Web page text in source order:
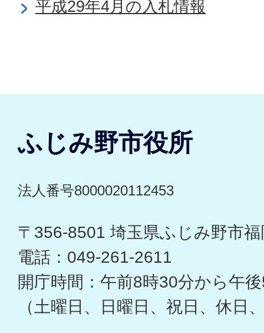
平成29年4月の入札情報
ふじみ野市役所
法人番号8000020112453
〒356-8501 埼玉県ふじみ野市
電話：049-261-2611
開庁時間：午前8時30分から午
（土曜日、日曜日、祝日、休日